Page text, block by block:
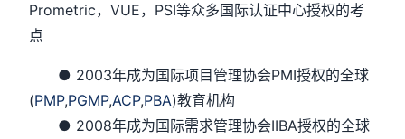
Prometric，VUE，PSI等众多国际认证中心授权的考
点
● 2003年成为国际项目管理协会PMI授权的全球
(PMP,PGMP,ACP,PBA)教育机构
● 2008年成为国际需求管理协会IIBA授权的全球